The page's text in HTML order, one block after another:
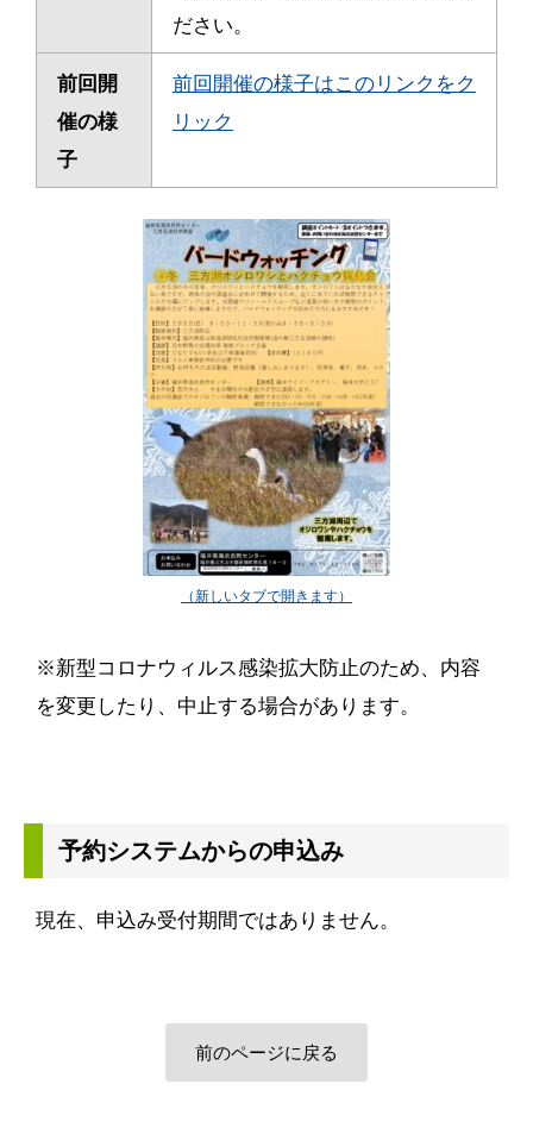
ださい。
前回開
催の様
子
前回開催の様子はこのリンクをク
リック
※新型コロナウィルス感染拡大防止のため、内容
を変更したり、中止する場合があります。
予約システムからの申込み
現在、申込み受付期間ではありません。
前のページに戻る